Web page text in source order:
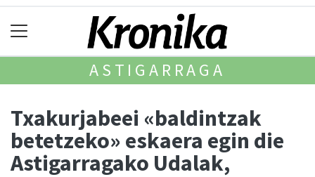
ASTIGARRAGA
Txakurjabeei «baldintzak
betetzeko» eskaera egin die
Astigarragako Udalak,